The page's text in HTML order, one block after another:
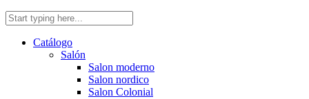
Catálogo
Salón
Salon moderno
Salon nordico
Salon Colonial